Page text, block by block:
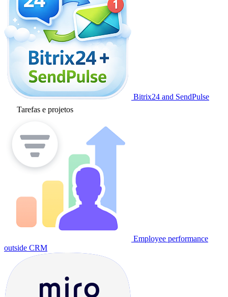
Bitrix24 and SendPulse
Tarefas e projetos
Employee performance
outside CRM